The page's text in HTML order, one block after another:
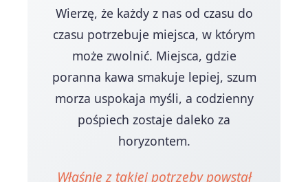
Wierzę, że każdy z nas od czasu do
czasu potrzebuje miejsca, w którym
może zwolnić. Miejsca, gdzie
poranna kawa smakuje lepiej, szum
morza uspokaja myśli, a codzienny
pośpiech zostaje daleko za
horyzontem.
Właśnie z takiej potrzeby powstał